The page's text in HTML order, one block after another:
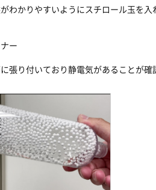
わかりやすいようにスチロール玉を入
ー
張り付いており静電気があることが確